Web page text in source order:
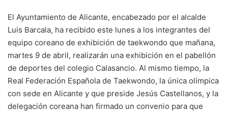
El Ayuntamiento de Alicante, encabezado por el alcalde
Luis Barcala, ha recibido este lunes a los integrantes del
equipo coreano de exhibición de taekwondo que mañana,
martes 9 de abril, realizarán una exhibición en el pabellón
de deportes del colegio Calasancio. Al mismo tiempo, la
Real Federación Española de Taekwondo, la única olímpica
con sede en Alicante y que preside Jesús Castellanos, y la
delegación coreana han firmado un convenio para que